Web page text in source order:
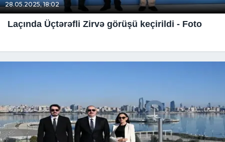
28.05.2025, 18:02
Laçında Üçtərəfli Zirvə görüşü keçirildi - Foto